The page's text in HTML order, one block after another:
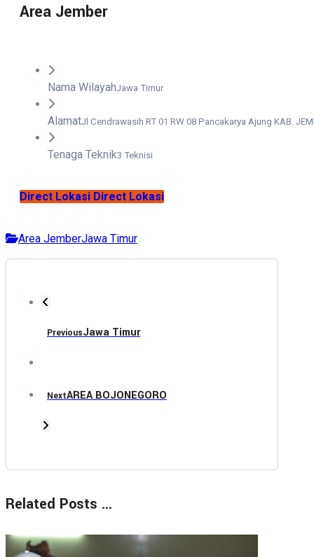
Area Jember
Nama WilayahJawa Timur
AlamatJl Cendrawasih RT 01 RW 08 Pancakarya Ajung KAB.
Tenaga Teknik3 Teknisi
Direct Lokasi Direct Lokasi
Area JemberJawa Timur
PreviousJawa Timur
NextAREA BOJONEGORO
Related Posts ...